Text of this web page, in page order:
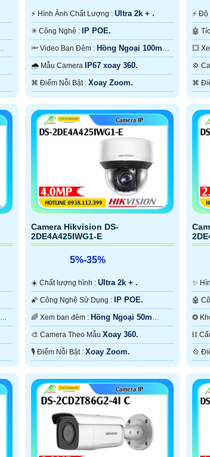
️⚡ Hình Ành Chất Lượng : Ultra 2k + .
✳️ Công Nghệ : IP POE.
🔦 Video Ban Đêm : Hồng Ngoại 100m
Hồng Ngoại Smart IR.
🌧️ Mẫu Camera IP67 xoay 360.
️⌘ Điểm Nỗi Bật : Xoay Zoom.
️⚡
💢
Camera Hikvision DS-
2DE4A425IWG1-E
5%-35%
☀️ Chất lượng hình : Ultra 2k + .
🌠 Công Nghệ Sử Dụng : IP POE.
🌈 Xem ban đêm : Hồng Ngoại 50m
Hồng Ngoại Smart IR.
🎨 Camera Theo Mẫu Xoay 360.
️🎙 Điểm Nỗi Bật : Xoay Zoom.
✨
.
50m
⛓